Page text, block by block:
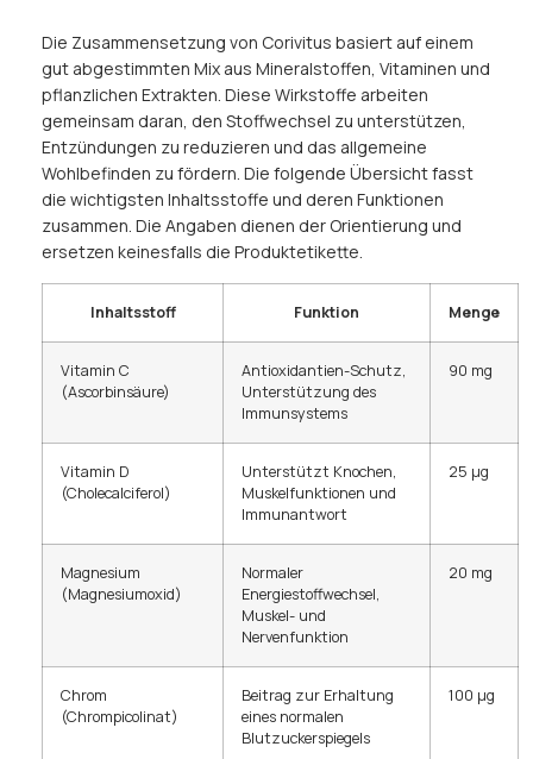
Die Zusammensetzung von Corivitus basiert auf einem
gut abgestimmten Mix aus Mineralstoffen, Vitaminen und
pflanzlichen Extrakten. Diese Wirkstoffe arbeiten
gemeinsam daran, den Stoffwechsel zu unterstützen,
Entzündungen zu reduzieren und das allgemeine
Wohlbefinden zu fördern. Die folgende Übersicht fasst
die wichtigsten Inhaltsstoffe und deren Funktionen
zusammen. Die Angaben dienen der Orientierung und
ersetzen keinesfalls die Produktetikette.
Inhaltsstoff Funktion Menge
Vitamin C
(Ascorbinsäure)
Antioxidantien-Schutz,
Unterstützung des
Immunsystems
90 mg
Vitamin D
(Cholecalciferol)
Unterstützt Knochen,
Muskelfunktionen und
Immunantwort
25 µg
Magnesium
(Magnesiumoxid)
Normaler
Energiestoffwechsel,
Muskel- und
Nervenfunktion
20 mg
Chrom
(Chrompicolinat)
Beitrag zur Erhaltung
eines normalen
Blutzuckerspiegels
100 µg